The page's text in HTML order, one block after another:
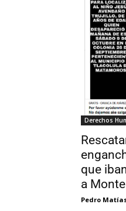
Derechos
que
a
Pedro